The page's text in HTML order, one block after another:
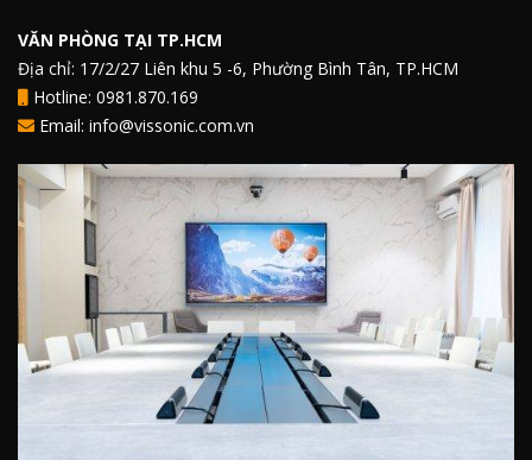
VĂN PHÒNG TẠI TP.HCM
Địa chỉ: 17/2/27 Liên khu 5 -6, Phường Bình Tân, TP.HCM
Hotline: 0981.870.169
Email: info@vissonic.com.vn